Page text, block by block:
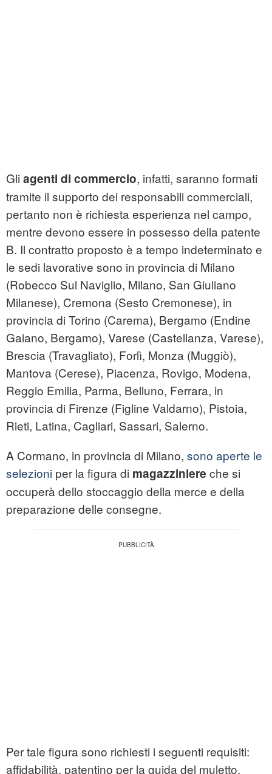
Gli agenti di commercio, infatti, saranno formati
tramite il supporto dei responsabili commerciali,
pertanto non è richiesta esperienza nel campo,
mentre devono essere in possesso della patente
B. Il contratto proposto è a tempo indeterminato e
le sedi lavorative sono in provincia di Milano
(Robecco Sul Naviglio, Milano, San Giuliano
Milanese), Cremona (Sesto Cremonese), in
provincia di Torino (Carema), Bergamo (Endine
Gaiano, Bergamo), Varese (Castellanza, Varese),
Brescia (Travagliato), Forlì, Monza (Muggiò),
Mantova (Cerese), Piacenza, Rovigo, Modena,
Reggio Emilia, Parma, Belluno, Ferrara, in
provincia di Firenze (Figline Valdarno), Pistoia,
Rieti, Latina, Cagliari, Sassari, Salerno.
A Cormano, in provincia di Milano, sono aperte le
selezioni per la figura di magazziniere che si
occuperà dello stoccaggio della merce e della
preparazione delle consegne.
Per tale figura sono richiesti i seguenti requisiti:
affidabilità, patentino per la guida del muletto,